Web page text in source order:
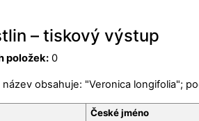
– tiskový výstup
položek:0
název obsahuje: "Veronica longifolia";
České jméno